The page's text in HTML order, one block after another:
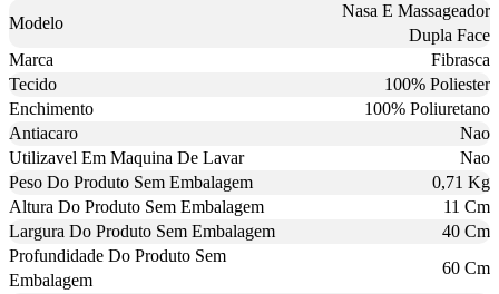
Modelo
Nasa E Massageador
Dupla Face
Marca
Fibrasca
Tecido
100% Poliester
Enchimento
100% Poliuretano
Antiacaro
Nao
Utilizavel Em Maquina De Lavar
Nao
Peso Do Produto Sem Embalagem
0,71 Kg
Altura Do Produto Sem Embalagem
11 Cm
Largura Do Produto Sem Embalagem
40 Cm
Profundidade Do Produto Sem
Embalagem
60 Cm